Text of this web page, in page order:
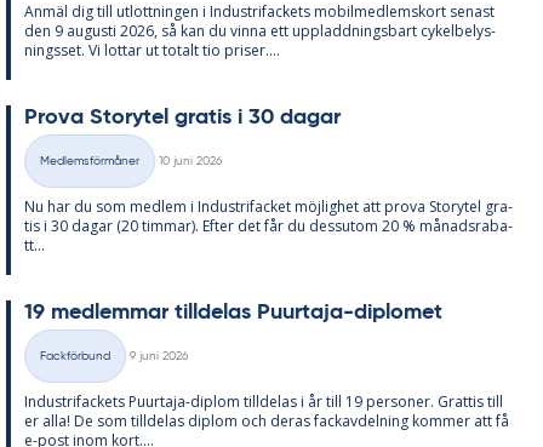
An­mäl dig till ut­lott­ning­en i In­du­stri­fac­kets mo­bil­med­lems­kort se­nast
den 9 au­gusti 2026, så kan du vin­na ett upp­ladd­nings­bart cy­kel­be­lys­
nings­set. Vi lot­tar ut to­talt tio pri­ser....
Prova Sto­ry­tel gra­tis i 30 da­gar
Kategorier
Medlemsförmåner
10 juni 2026
Nu har du som med­lem i In­du­stri­fac­ket möj­lig­het att prova Sto­ry­tel gra­
tis i 30 da­gar (20 tim­mar). Ef­ter det får du dess­utom 20 % må­nads­ra­ba­
tt...
19 med­lem­mar till­de­las Pu­ur­ta­ja-di­plo­met
Kategorier
Fackförbund
9 juni 2026
In­du­stri­fac­kets Pu­ur­ta­ja-diplom till­de­las i år till 19 per­so­ner. Grat­tis till
er alla! De som till­de­las diplom och de­ras fackav­del­ning kom­mer att få
e-post inom kort....